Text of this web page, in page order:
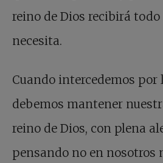
reino de Dios recibirá
necesita.
Cuando intercedemos por
debemos mantener
reino de Dios, con plena
pensando no en nosotros